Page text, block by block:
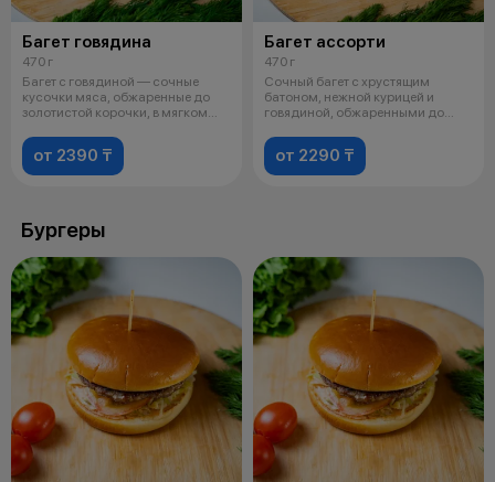
Багет говядина
470 г
Багет с говядиной — сочные
кусочки мяса, обжаренные до
золотистой корочки, в мягком
от 2390 ₸
Багет ассорти
470 г
Сочный багет с хрустящим
батоном, нежной курицей и
говядиной, обжаренными до
от 2290 ₸
Бургеры